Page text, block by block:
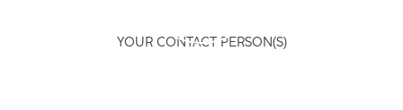
YOUR CONTACT PERSON(S)